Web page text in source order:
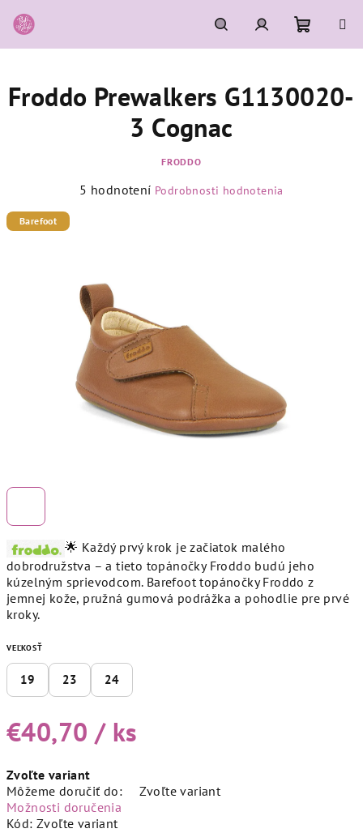
na
obsah
HľadaťPrihlásenie
košík
🌟 Každý prvý krok je začiatok malého
dobrodružstva – a tieto topánočky Froddo budú jeho
kúzelným sprievodcom. Barefoot topánočky Froddo z
jemnej kože, pružná gumová podrážka a pohodlie pre prvé
kroky.
VEĽKOSŤ
19 23 24
€40,70 / ks
cena:
Zvoľte variant
Môžeme doručiť do:
Zvoľte variant
Možnosti doručenia
Kód: Zvoľte variant
Froddo Prewalkers G1130020-
3 Cognac
FRODDO
Priemerné
5
hviezdičiek.
5 hodnotení Podrobnosti hodnotenia
Barefoot